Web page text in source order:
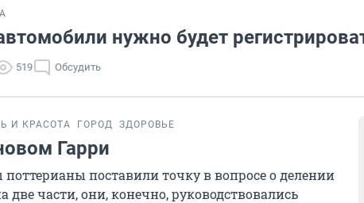
нужно будет
519 Обсудить
И КРАСОТА ГОРОД ЗДОРОВЬЕ
Гарри
поставили точку в вопросе о делении
две части, они, конечно, руководствовались